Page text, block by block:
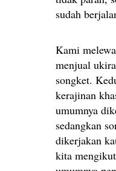
sudah
Kami
menjual
songket.
kerajinan
umumnya
sedangkan
dikerjakan
kita